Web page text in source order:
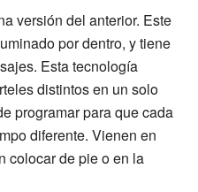
versión del anterior. Este
por dentro, y tiene
Esta tecnología
distintos en un solo
programar para que cada
diferente. Vienen en
colocar de pie o en la